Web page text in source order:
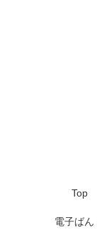
Top
電子ばん